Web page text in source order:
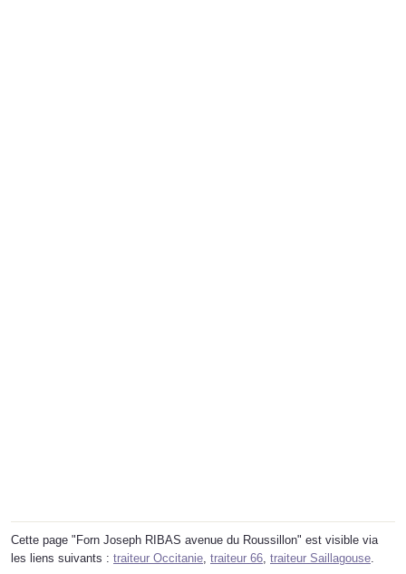
Cette page "Forn Joseph RIBAS avenue du Roussillon" est visible via
les liens suivants : traiteur Occitanie traiteur 66 traiteur Saillagouse